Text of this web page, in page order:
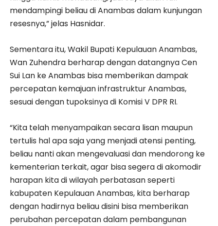
mendampingi beliau di Anambas dalam kunjungan
resesnya,” jelas Hasnidar.
Sementara itu, Wakil Bupati Kepulauan Anambas,
Wan Zuhendra berharap dengan datangnya Cen
Sui Lan ke Anambas bisa memberikan dampak
percepatan kemajuan infrastruktur Anambas,
sesuai dengan tupoksinya di Komisi V DPR RI.
“Kita telah menyampaikan secara lisan maupun
tertulis hal apa saja yang menjadi atensi penting,
beliau nanti akan mengevaluasi dan mendorong ke
kementerian terkait, agar bisa segera di akomodir
harapan kita di wilayah perbatasan seperti
kabupaten Kepulauan Anambas, kita berharap
dengan hadirnya beliau disini bisa memberikan
perubahan percepatan dalam pembangunan